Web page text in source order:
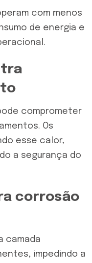
com menos
de energia e
comprometer
Os
esse calor,
a segurança do
corrosão
camada
impedindo a